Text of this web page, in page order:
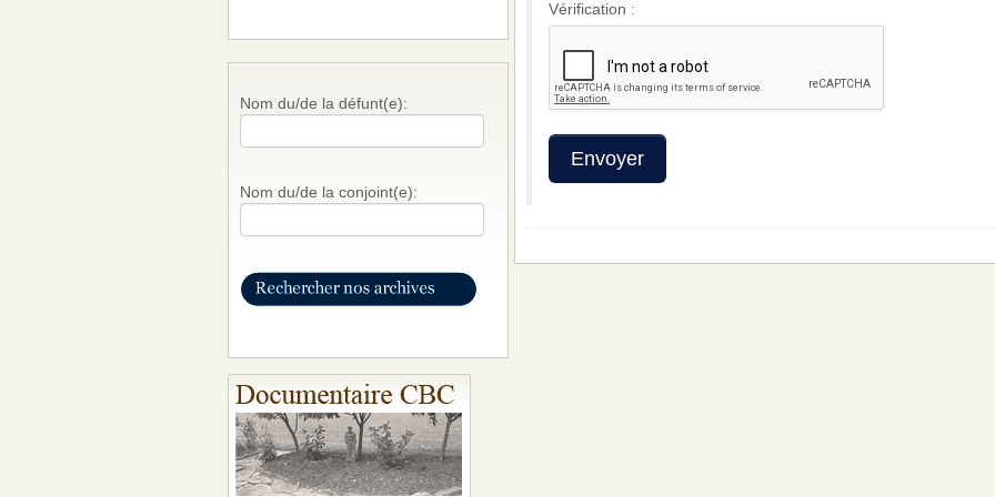
Nom du/de la défunt(e):
Nom du/de la conjoint(e):
Vérification :